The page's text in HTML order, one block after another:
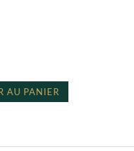
AU PANIER
e